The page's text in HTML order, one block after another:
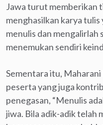
Jawa turut memberikan
menghasilkan karya tulis
menulis dan mengalirlah
menemukan sendiri
Sementara itu,
peserta yang juga
penegasan, “Menulis
jiwa. Bila adik-adik telah